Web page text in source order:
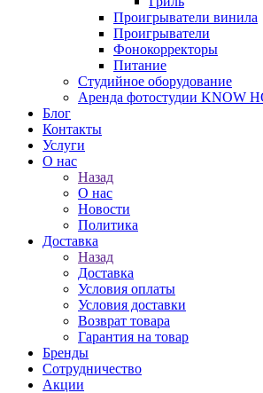
Проигрыватели винила
Проигрыватели
Фонокорректоры
Питание
Студийное оборудование
Аренда фотостудии KNOW
Блог
Контакты
Услуги
О нас
Назад
О нас
Новости
Политика
Доставка
Назад
Доставка
Условия оплаты
Условия доставки
Возврат товара
Гарантия на товар
Бренды
Сотрудничество
Акции